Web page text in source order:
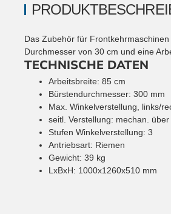
Das Zubehör für
Durchmesser von 30 cm und eine
TECHNISCHE DATEN
Arbeitsbreite: 85 cm
Bürstendurchmesser: 300 mm
Max. Winkelverstellung, links/
seitl. Verstellung: mechan.
Stufen Winkelverstellung: 3
Antriebsart: Riemen
Gewicht: 39 kg
LxBxH: 1000x1260x510 mm